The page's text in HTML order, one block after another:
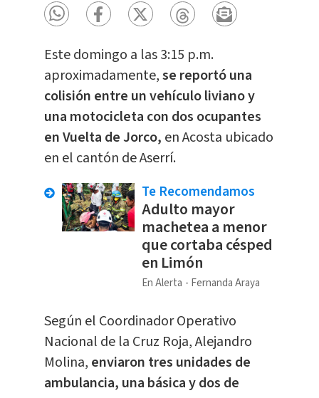
Este domingo a las 3:15 p.m.
aproximadamente,se reportó una
colisión entre un vehículo liviano y
una motocicleta con dos ocupantes
en Vuelta de Jorco, en Acosta ubicado
en el cantón de Aserrí.
Te Recomendamos
Adulto mayor
machetea a menor
que cortaba césped
en Limón
En Alerta Fernanda Araya
Según el Coordinador Operativo
Nacional de la Cruz Roja, Alejandro
Molina, enviaron tres unidades de
ambulancia, una básica y dos de